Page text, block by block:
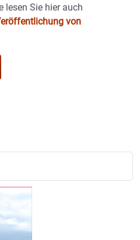
lesen Sie hier auch
von